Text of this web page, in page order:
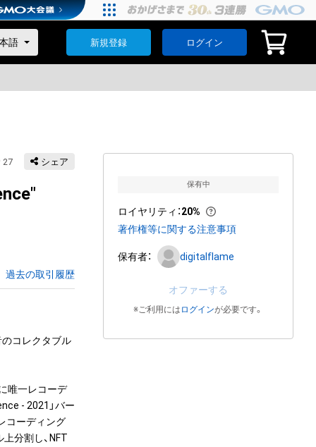
新規登録 ログイン
27 シェア
過去の取引履歴
コレクタブル
唯一レコーデ
- 2021」バー
コーディング
分割し、NFT
保有中
ロイヤリティ ：20%
著作権等に関する注意事項
保有者： digitalflame
オファーする
※ご利用には ログインが必要です。